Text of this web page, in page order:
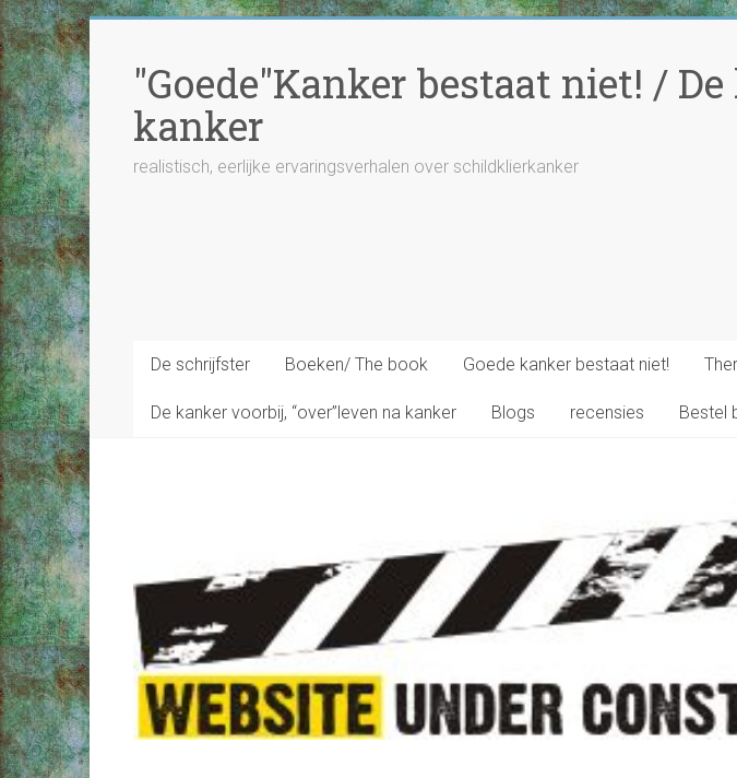
Ga
inhoud"Goede"Kanker bestaat niet! /
kanker
realistisch, eerlijke ervaringsverhalen over schildklierkanker
De schrijfster Boeken/ The book Goede kanker bestaat niet!
De kanker voorbij, “over”leven na kanker Blogs recensies Bestel